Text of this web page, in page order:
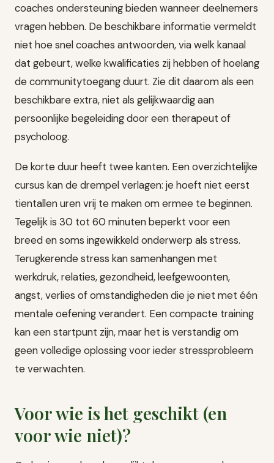
coaches ondersteuning bieden wanneer deelnemers
vragen hebben. De beschikbare informatie vermeldt
niet hoe snel coaches antwoorden, via welk kanaal
dat gebeurt, welke kwalificaties zij hebben of hoelang
de communitytoegang duurt. Zie dit daarom als een
beschikbare extra, niet als gelijkwaardig aan
persoonlijke begeleiding door een therapeut of
psycholoog.
De korte duur heeft twee kanten. Een overzichtelijke
cursus kan de drempel verlagen: je hoeft niet eerst
tientallen uren vrij te maken om ermee te beginnen.
Tegelijk is 30 tot 60 minuten beperkt voor een
breed en soms ingewikkeld onderwerp als stress.
Terugkerende stress kan samenhangen met
werkdruk, relaties, gezondheid, leefgewoonten,
angst, verlies of omstandigheden die je niet met één
mentale oefening verandert. Een compacte training
kan een startpunt zijn, maar het is verstandig om
geen volledige oplossing voor ieder stressprobleem
te verwachten.
Voor wie is het geschikt (en
voor wie niet)?